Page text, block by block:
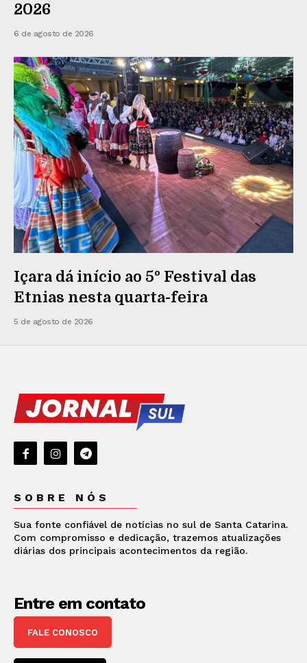
2026
6 de agosto de 2026
Içara dá início ao 5º Festival das
Etnias nesta quarta-feira
5 de agosto de 2026
SOBRE NÓS
Sua fonte confiável de notícias no sul de Santa Catarina.
Com compromisso e dedicação, trazemos atualizações
diárias dos principais acontecimentos da região.
Entre em contato
FALE CONOSCO